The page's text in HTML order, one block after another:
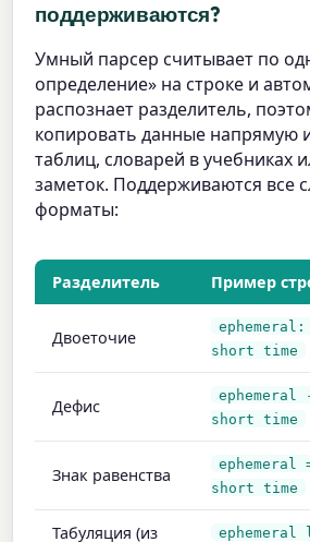
поддерживаются?
Умный парсер считывает по
определение» на строке и
распознает разделитель,
копировать данные напрямую
таблиц, словарей в учебниках
заметок. Поддерживаются все
форматы:
Разделитель Пример
Двоеточие
short time
Дефис
short time
Знак равенства
short time
Табуляция (из